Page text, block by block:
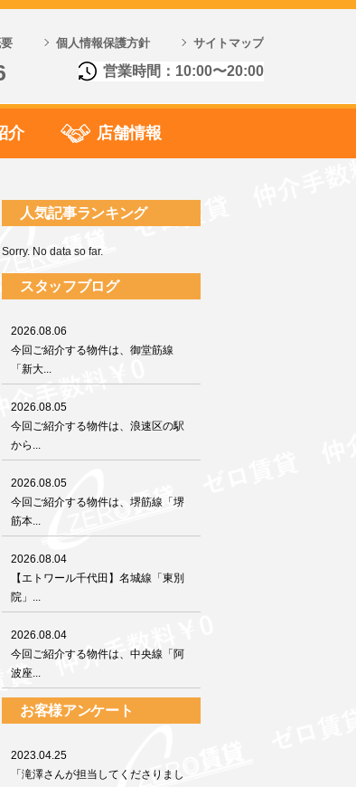
個人情報保護方針 サイトマップ
営業時間：10:00〜20:00
介 店舗情報
人気記事ランキング
Sorry. No data so far.
スタッフブログ
2026.08.06
今回ご紹介する物件は、御堂筋線
「新大...
2026.08.05
今回ご紹介する物件は、浪速区の駅
から...
2026.08.05
今回ご紹介する物件は、堺筋線「堺
筋本...
2026.08.04
【エトワール千代田】名城線「東別
院」...
2026.08.04
今回ご紹介する物件は、中央線「阿
波座...
お客様アンケート
2023.04.25
「滝澤さんが担当してくださりまし